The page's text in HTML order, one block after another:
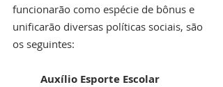
funcionarão como espécie de bônus e
unificarão diversas políticas sociais, são
os seguintes:
Auxílio Esporte Escolar